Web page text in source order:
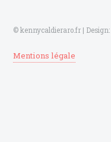
© kennycaldieraro.fr | Design:
Mentions légale